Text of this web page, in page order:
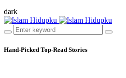
dark
Hand-Picked Top-Read Stories